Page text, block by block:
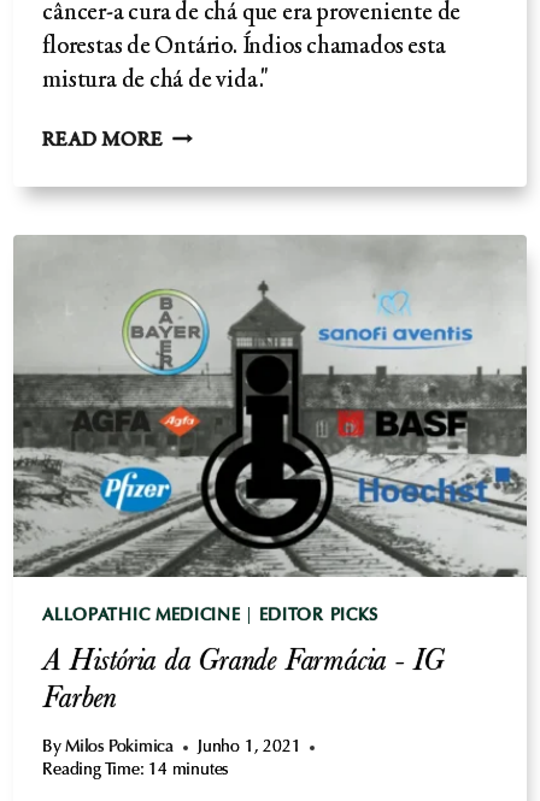
câncer-a cura de chá que era proveniente de
florestas de Ontário. Índios chamados esta
mistura de chá de vida."
READ MORECÂNCER,
QUE
-
ESSIAC
ALLOPATHIC MEDICINE EDITOR PICKS
A História da Grande Farmácia - IG
Farben
By Milos Pokimica
Junho 1, 2021
Reading Time: 14 minutes